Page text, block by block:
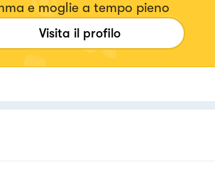
e moglie a tempo pieno
Visita il profilo